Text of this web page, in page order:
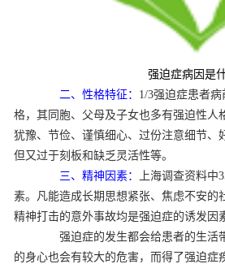
强迫症病因是
二、性格特征： 1/3强迫症患者
格，其同胞、父母及子女也多有强迫性人
犹豫、节俭、谨慎细心、过份注意细节、
但又过于刻板和缺乏灵活性等。
三、精神因素：
上海调查资料中
素。凡能造成长期思想紧张、焦虑不安的
精神打击的意外事故均是强迫症的诱发因
强迫症的发生都会给患者的生活
的身心也会有较大的危害，而得了强迫症